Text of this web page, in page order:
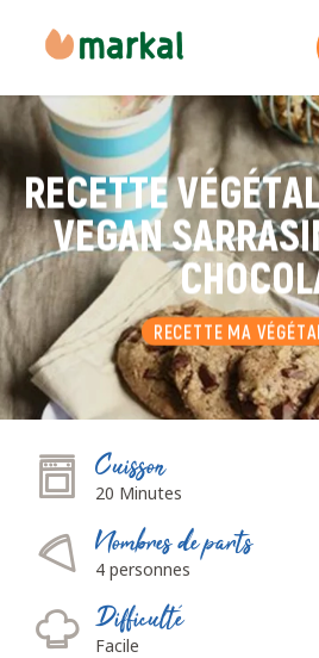
RECETTE
VEGAN
RECETTE MA
Cuisson
20 Minutes
Nombres de parts
4 personnes
Difficulté
Facile